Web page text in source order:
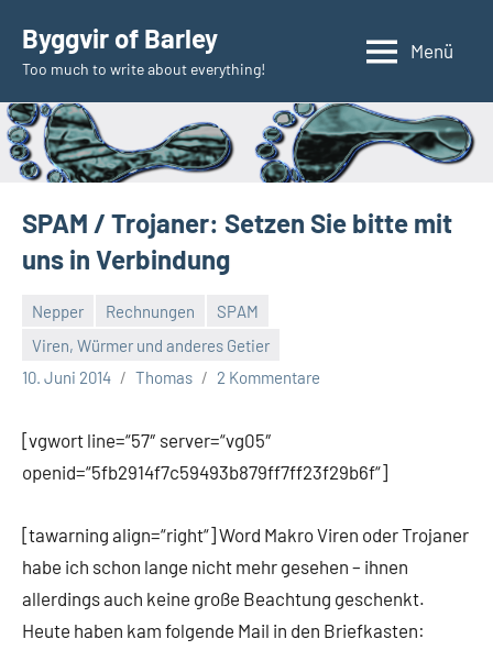
Inhalt
springen
Byggvir of Barley
Too much to write about everything!
Menü
SPAM / Trojaner: Setzen Sie bitte mit
uns in Verbindung
Nepper Rechnungen
SPAM
Viren, Würmer und anderes Getier
10. Juni 2014
Thomas 2 Kommentare
[vgwort line=“57″ server=“vg05″
openid=“5fb2914f7c59493b879ff7ff23f29b6f“]
[tawarning align=“right“] Word Makro Viren oder Trojaner
habe ich schon lange nicht mehr gesehen – ihnen
allerdings auch keine große Beachtung geschenkt.
Heute haben kam folgende Mail in den Briefkasten: